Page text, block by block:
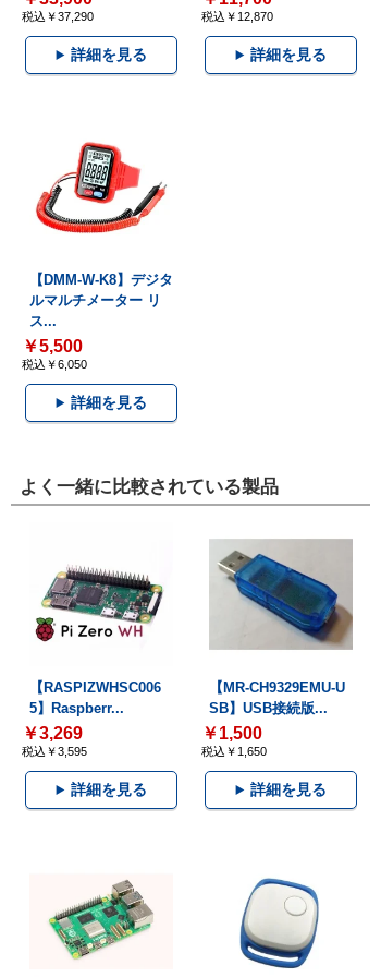
税込￥37,290
詳細を見る
税込￥12,870
詳細を見る
【DMM-W-K8】デジタ
ルマルチメーター リ
ス...
￥5,500
税込￥6,050
詳細を見る
よく一緒に比較されている製品
【RASPIZWHSC006
5】Raspberr...
￥3,269
税込￥3,595
詳細を見る
【MR-CH9329EMU-U
SB】USB接続版...
￥1,500
税込￥1,650
詳細を見る